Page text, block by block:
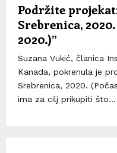
Podržite
Srebrenica,
2020.)”
Suzana Vukić, članica
Kanada, pokrenula je
Srebrenica, 2020.
ima za cilj prikupiti što...